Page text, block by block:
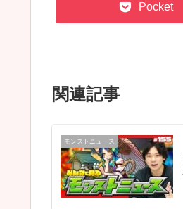
Pocket
関連記事
モンストニュース